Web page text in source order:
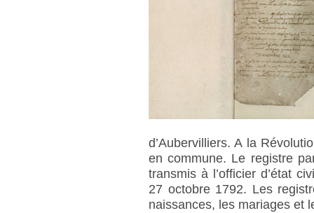
d’Aubervilliers. A la
en commune. Le registre
transmis à l’officier d’état
27 octobre 1792. Les
naissances, les mariages et